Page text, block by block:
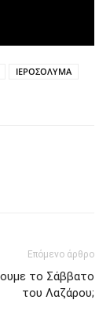
ΙΕΡΟΣΟΛΥΜΑ
Επόμενο άρθρο
το Σάββατο
του Λαζάρου;